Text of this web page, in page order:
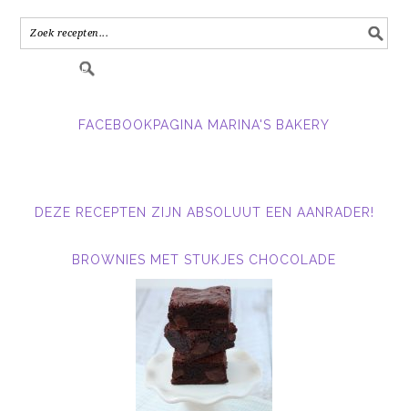
in.....
FACEBOOKPAGINA MARINA'S BAKERY
DEZE RECEPTEN ZIJN ABSOLUUT EEN AANRADER!
BROWNIES MET STUKJES CHOCOLADE